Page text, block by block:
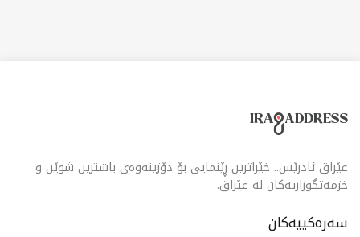
عێراق ئادرێس.. خێراترین ڕێنمایی بۆ دۆزینەوەی باشترین شوێن و
خزمەتگوزاریەکان لە عێراق.
سەرەکییەکان